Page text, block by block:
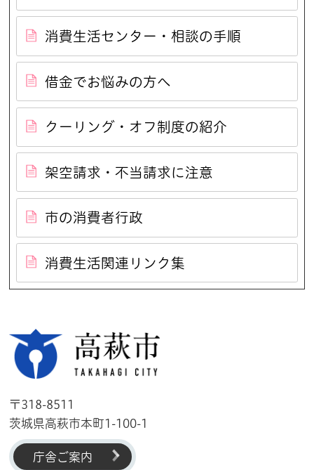
消費生活センター・相談の手順
借金でお悩みの方へ
クーリング・オフ制度の紹介
架空請求・不当請求に注意
市の消費者行政
消費生活関連リンク集
〒318-8511
茨城県高萩市本町1-100-1
庁舎ご案内